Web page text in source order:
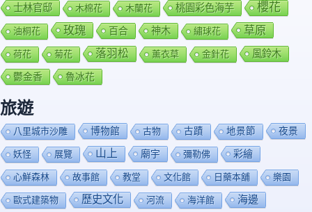
士林官邸 木棉花 木蘭花 桃園彩色海芋 櫻花
油桐花 玫瑰 百合 神木 繡球花 草原
荷花 菊花 落羽松 薰衣草 金針花 風鈴木
鬱金香 魯冰花
旅遊
八里城市沙雕 博物館 古物 古蹟 地景節 夜景
妖怪 展覽 山上 廟宇 彌勒佛 彩繪
心鮮森林 故事館 教堂 文化館 日藥本舖 樂園
歐式建築物 歷史文化 河流 海洋館 海邊